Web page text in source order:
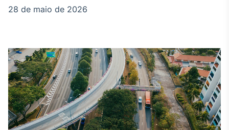
Broadcast
White Label
Plataforma para
conteúdos
personalizados
Soluções de Dados
e Conteúdos
28 de maio de 2026